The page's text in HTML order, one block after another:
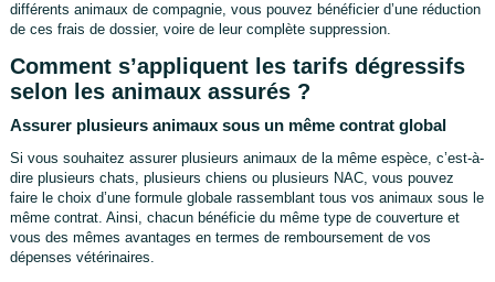
différents animaux de compagnie, vous pouvez bénéficier d’une réduction
de ces frais de dossier, voire de leur complète suppression.
Comment s’appliquent les tarifs dégressifs
selon les animaux assurés ?
Assurer plusieurs animaux sous un même contrat global
Si vous souhaitez assurer plusieurs animaux de la même espèce, c’est-à-
dire plusieurs chats, plusieurs chiens ou plusieurs NAC, vous pouvez
faire le choix d’une formule globale rassemblant tous vos animaux sous le
même contrat. Ainsi, chacun bénéficie du même type de couverture et
vous des mêmes avantages en termes de remboursement de vos
dépenses vétérinaires.